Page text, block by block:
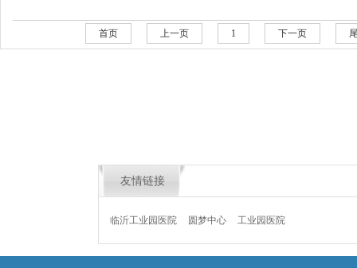
首页 上一页 1 下一页
友情链接
临沂工业园医院 圆梦中心 工业园医院